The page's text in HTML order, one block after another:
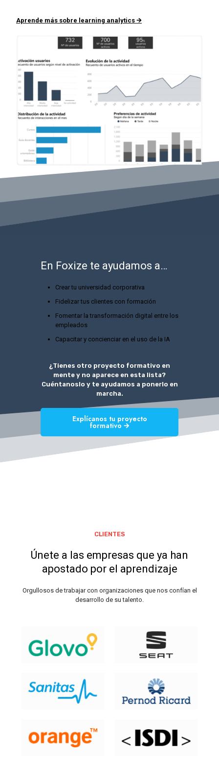
Aprende más sobre learning analytics 🡪
En Foxize te ayudamos a…
Crear tu universidad corporativa
Fidelizar tus clientes con formación
Fomentar la transformación digital entre los
empleados
Capacitar y concienciar en el uso de la IA
¿Tienes otro proyecto formativo en
mente y no aparece en esta lista?
Cuéntanoslo y te ayudamos a ponerlo en
marcha.
Explícanos tu proyecto
formativo 🡪
CLIENTES
Únete a las empresas que ya han
apostado por el aprendizaje
Orgullosos de trabajar con organizaciones que nos confían el
desarrollo de su talento.